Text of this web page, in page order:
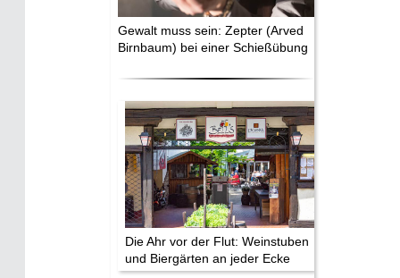
Gewalt muss sein: Zepter (Arved
Birnbaum) bei einer Schießübung
Die Ahr vor der Flut: Weinstuben
und Biergärten an jeder Ecke